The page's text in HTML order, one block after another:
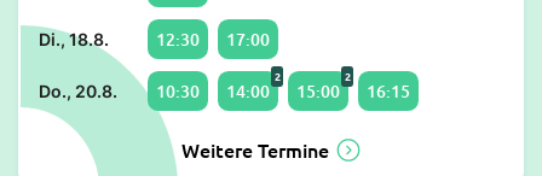
Di., 18.8. 12:30 17:00
Do., 20.8. 10:30 14:00
2
15:00
2
16:15
Weitere Termine